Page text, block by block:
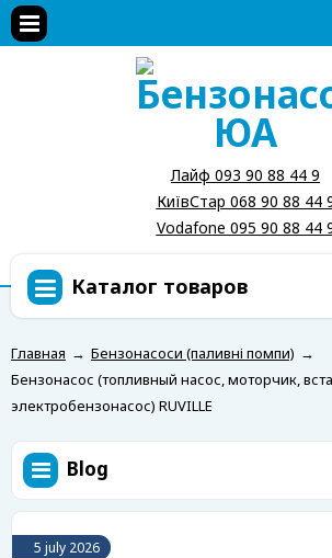
Лайф 093 90 88 44 9
КиївСтар 068 90 88 44
Vodafone 095 90 88 44
Каталог товаров
Главная → Бензонасоси (паливні помпи) →
Бензонасос (топливный насос, моторчик,
электробензонасос) RUVILLE
Blog
5 july 2026